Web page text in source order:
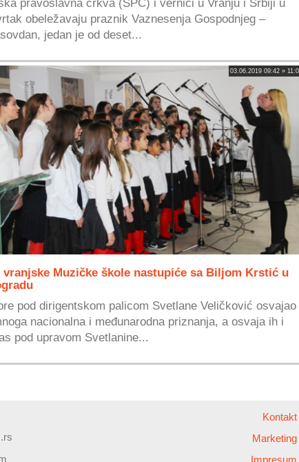
pravoslavna crkva (SPC) i vernici u Vranju i Srbiji u
obeležavaju praznik Vaznesenja Gospodnjeg –
jedan je od deset...
03.06.2019 09:42 »
vranjske Muzičke škole nastupiće sa Biljom Krstić u
pod dirigentskom palicom Svetlane Veličković osvajao
nacionalna i međunarodna priznanja, a osvaja ih i
pod upravom Svetlanine...
Kontakt
Marketing